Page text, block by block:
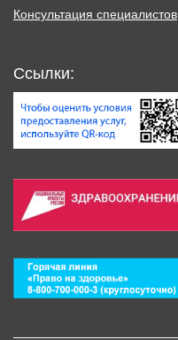
Консультация специалистов
Ссылки: